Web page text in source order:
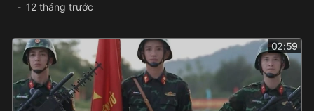
12 tháng trước
02:59